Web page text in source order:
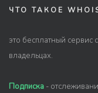
ЧТО ТАКОЕ
это бесплатный
владельцах.
Подписка -